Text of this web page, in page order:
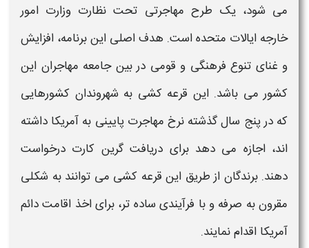
می شود، یک طرح مهاجرتی تحت نظارت وزارت امور
خارجه ایالات متحده است. هدف اصلی این برنامه، افزایش
و غنای تنوع فرهنگی و قومی در بین جامعه مهاجران این
کشور می باشد. این قرعه کشی به شهروندان کشورهایی
که در پنج سال گذشته نرخ مهاجرت پایینی به آمریکا داشته
اند، اجازه می دهد برای دریافت گرین کارت درخواست
دهند. برندگان از طریق این قرعه کشی می توانند به شکلی
مقرون به صرفه و با فرآیندی ساده تر، برای اخذ اقامت دائم
آمریکا اقدام نمایند.